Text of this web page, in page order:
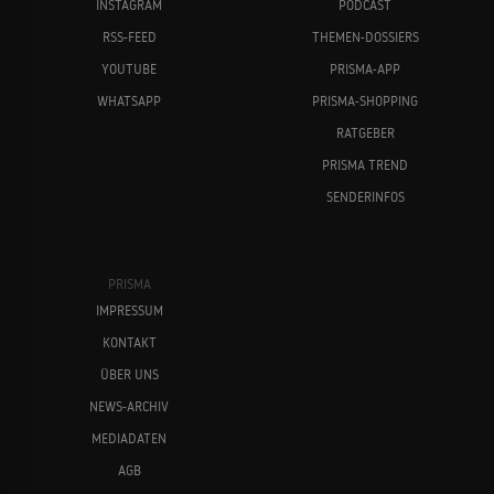
INSTAGRAM
RSS-FEED
YOUTUBE
WHATSAPP
PODCAST
THEMEN-DOSSIERS
PRISMA-APP
PRISMA-SHOPPING
RATGEBER
PRISMA TREND
SENDERINFOS
PRISMA
IMPRESSUM
KONTAKT
ÜBER UNS
NEWS-ARCHIV
MEDIADATEN
AGB